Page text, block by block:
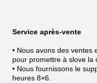
Service après-vente
• Nous avons des ventes
pour promettre à slove la
• Nous fournissons le
heures 8×6.